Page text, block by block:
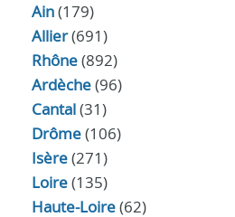
Ain(179)
Allier(691)
Rhône(892)
Ardèche(96)
Cantal(31)
Drôme(106)
Isère(271)
Loire(135)
Haute-Loire(62)